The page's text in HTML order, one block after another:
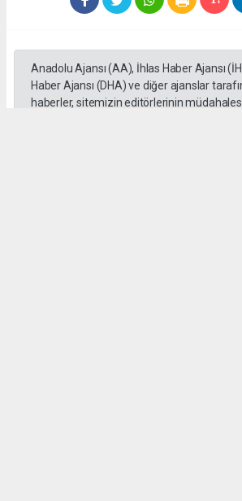
Anadolu Ajansı (AA), İhlas Haber Ajansı
Haber Ajansı (DHA) ve diğer ajanslar
haberler, sitemizin editörlerinin